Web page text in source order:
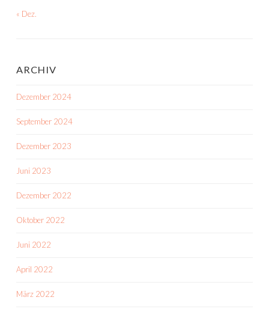
« Dez.
ARCHIV
Dezember 2024
September 2024
Dezember 2023
Juni 2023
Dezember 2022
Oktober 2022
Juni 2022
April 2022
März 2022